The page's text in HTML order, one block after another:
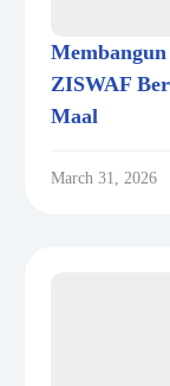
ZISWAF
Maal
March 31, 2026